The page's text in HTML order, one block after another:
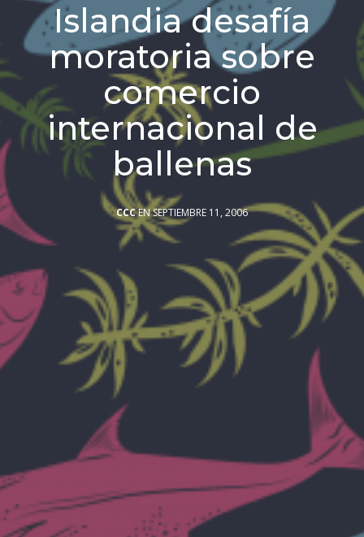
Islandia desafía
moratoria sobre
comercio
internacional de
ballenas
CCCEN SEPTIEMBRE 11, 2006